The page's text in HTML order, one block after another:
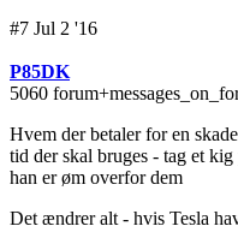
#7 Jul 2 '16
P85DK
5060
Hvem der betaler for en
tid der skal bruges - tag et
han er øm overfor dem
Det ændrer alt - hvis Tesla